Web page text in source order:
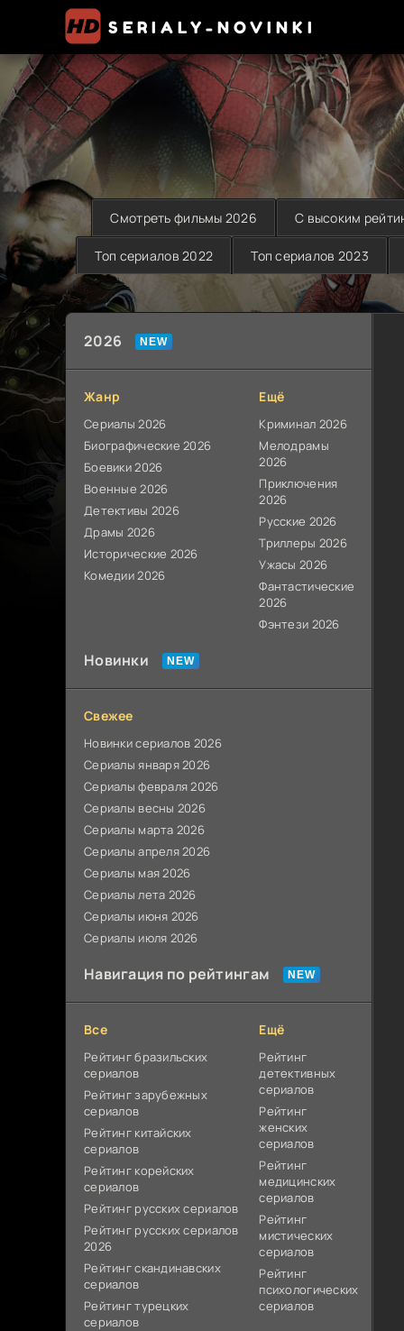
SERIALY-NOVINKI
Смотреть фильмы 2026 С высоким
Топ сериалов 2022 Топ сериалов 2023
2026
Жанр
Сериалы 2026
Биографические 2026
Боевики 2026
Военные 2026
Детективы 2026
Драмы 2026
Исторические 2026
Комедии 2026
Ещё
Криминал 2026
Мелодрамы
2026
Приключения
2026
Русские 2026
Триллеры 2026
Ужасы 2026
Фантастические
2026
Фэнтези 2026
Новинки
Свежее
Новинки сериалов 2026
Сериалы января 2026
Сериалы февраля 2026
Сериалы весны 2026
Сериалы марта 2026
Сериалы апреля 2026
Сериалы мая 2026
Сериалы лета 2026
Сериалы июня 2026
Сериалы июля 2026
Навигация по рейтингам
Все
Рейтинг бразильских
сериалов
Рейтинг зарубежных
сериалов
Рейтинг китайских
сериалов
Рейтинг корейских
сериалов
Рейтинг русских сериалов
Рейтинг русских сериалов
2026
Рейтинг скандинавских
сериалов
Рейтинг турецких
сериалов
Ещё
Рейтинг
детективных
сериалов
Рейтинг
женских
сериалов
Рейтинг
медицинских
сериалов
Рейтинг
мистических
сериалов
Рейтинг
психологических
сериалов